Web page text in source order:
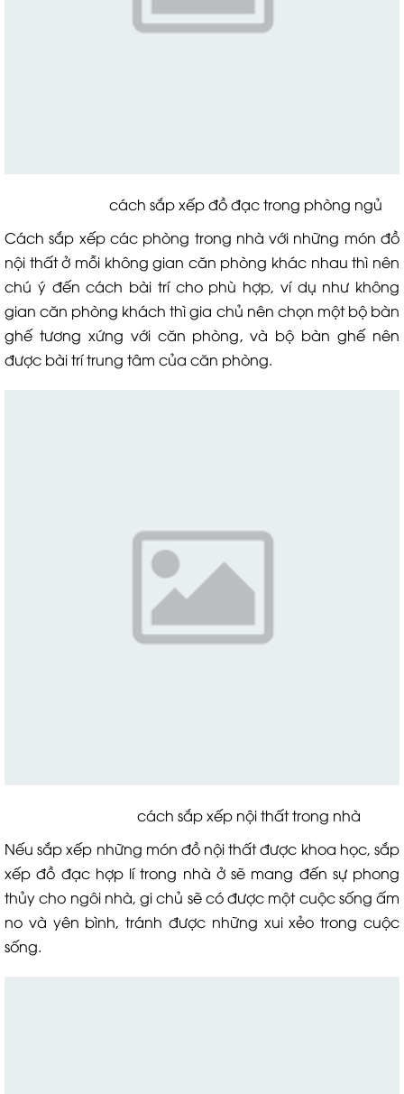
cách sắp xếp đồ đạc trong phòng ngủ
Cách sắp xếp các phòng trong nhà với những món đồ
nội thất ở mỗi không gian căn phòng khác nhau thì nên
chú ý đến cách bài trí cho phù hợp, ví dụ như không
gian căn phòng khách thì gia chủ nên chọn một bộ bàn
ghế tương xứng với căn phòng, và bộ bàn ghế nên
được bài trí trung tâm của căn phòng.
cách sắp xếp nội thất trong nhà
Nếu sắp xếp những món đồ nội thất được khoa học, sắp
xếp đồ đạc hợp lí trong nhà ở sẽ mang đến sự phong
thủy cho ngôi nhà, gi chủ sẽ có được một cuộc sống ấm
no và yên bình, tránh được những xui xẻo trong cuộc
sống.